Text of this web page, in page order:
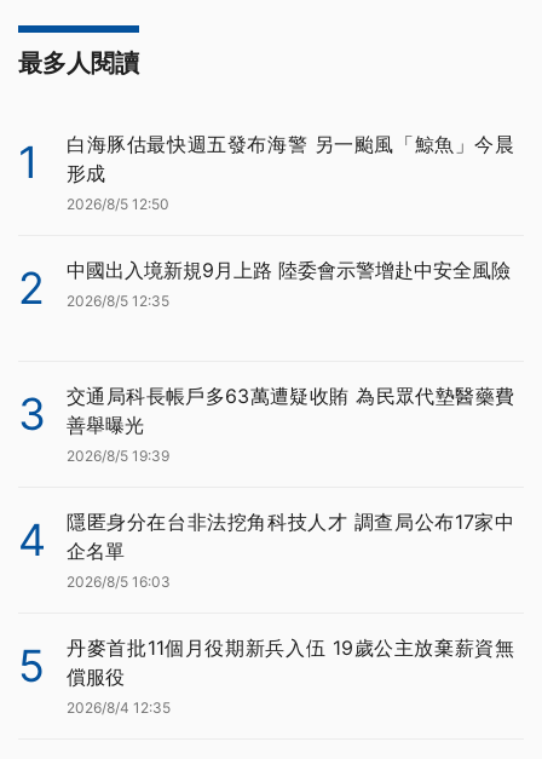
最多人閱讀
1
白海豚估最快週五發布海警 另一颱風「鯨魚」今晨
形成
2026/8/5 12:50
2 中國出入境新規9月上路 陸委會示警增赴中安全風險
2026/8/5 12:35
3
交通局科長帳戶多63萬遭疑收賄 為民眾代墊醫藥費
善舉曝光
2026/8/5 19:39
4
隱匿身分在台非法挖角科技人才 調查局公布17家中
企名單
2026/8/5 16:03
5
丹麥首批11個月役期新兵入伍 19歲公主放棄薪資無
償服役
2026/8/4 12:35